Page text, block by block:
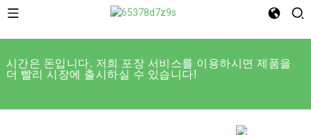
시간은 돈입니다. 저희 포장 서비스를 이용하시면 제품을
더 빨리 시장에 출시하실 수 있습니다!